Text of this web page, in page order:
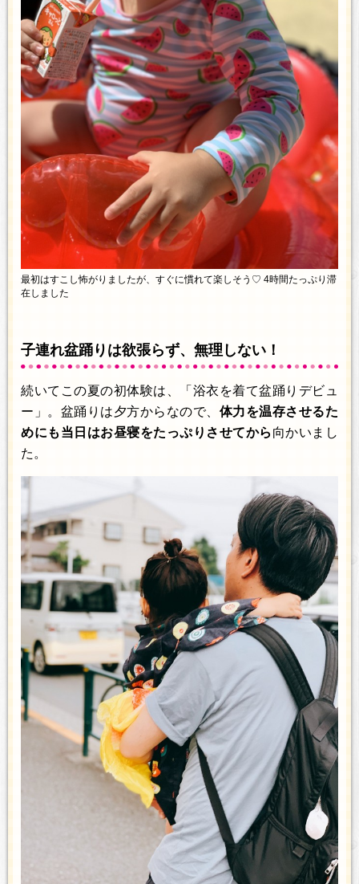
最初はすこし怖がりましたが、すぐに慣れて楽しそう♡ 4時間たっぷり滞
在しました
子連れ盆踊りは欲張らず、無理しない！
続いてこの夏の初体験は、「浴衣を着て盆踊りデビュ
ー」。盆踊りは夕方からなので、 体力を温存させるた
めにも当日はお昼寝をたっぷりさせてから 向かいまし
た。